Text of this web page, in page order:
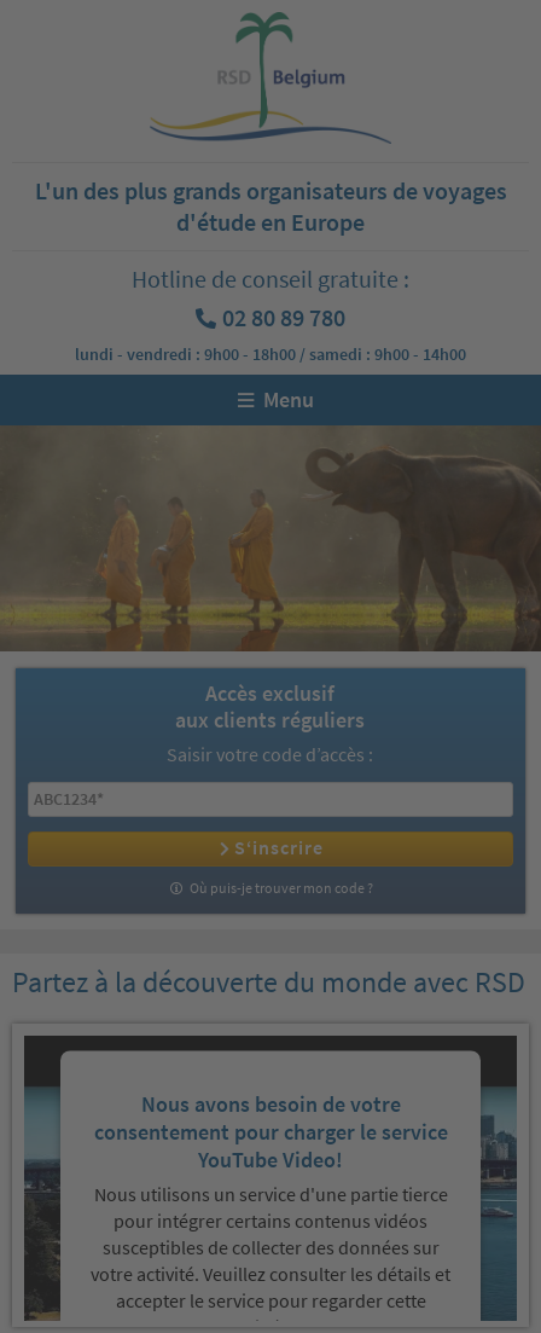
L'un des plus grands organisateurs de voyages
d'étude en Europe
Hotline de conseil gratuite :
02 80 89 780
lundi - vendredi : 9h00 - 18h00 / samedi : 9h00 - 14h00
Menu
Accès exclusif
aux clients réguliers
Saisir votre code d’accès :
S‘inscrire
Où puis-je trouver mon code ?
Partez à la découverte du monde avec RSD
Nous avons besoin de votre
consentement pour charger le service
YouTube Video!
Nous utilisons un service d'une partie tierce
pour intégrer certains contenus vidéos
susceptibles de collecter des données sur
votre activité. Veuillez consulter les détails et
accepter le service pour regarder cette
vidéo.